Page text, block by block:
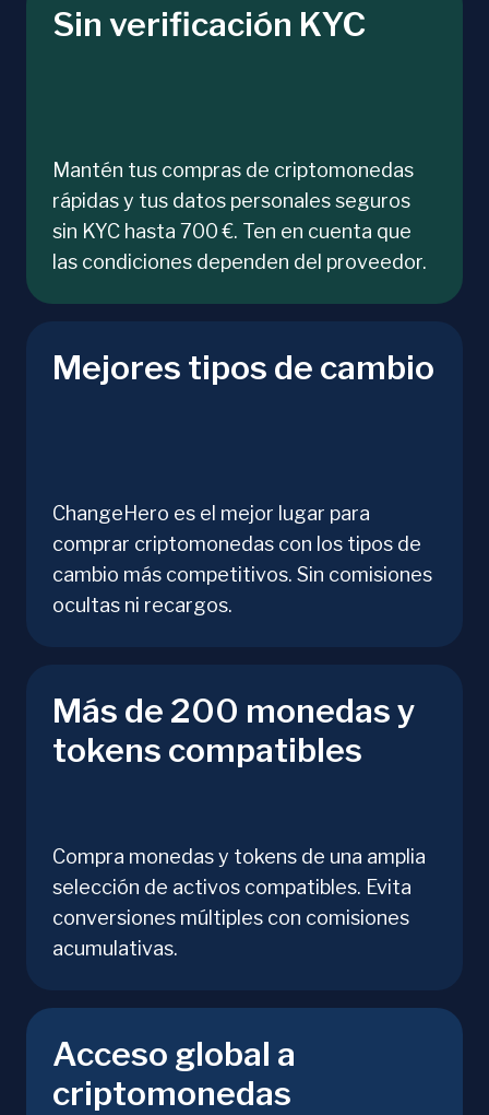
Sin verificación KYC
Mantén tus compras de criptomonedas
rápidas y tus datos personales seguros
sin KYC hasta 700 €. Ten en cuenta que
las condiciones dependen del proveedor.
Mejores tipos de cambio
ChangeHero es el mejor lugar para
comprar criptomonedas con los tipos de
cambio más competitivos. Sin comisiones
ocultas ni recargos.
Más de 200 monedas y
tokens compatibles
Compra monedas y tokens de una amplia
selección de activos compatibles. Evita
conversiones múltiples con comisiones
acumulativas.
Acceso global a
criptomonedas